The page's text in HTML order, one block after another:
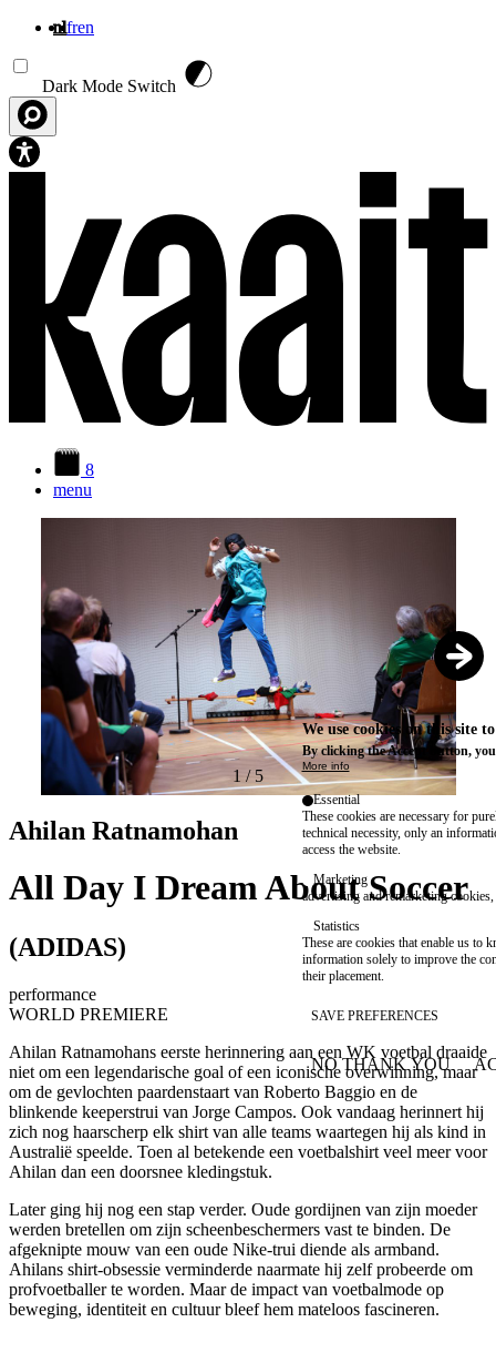
nlfren
Dark Mode Switch
8
menu
1 / 5
Ahilan Ratnamohan
All Day I Dream About Soccer
(ADIDAS)
performance
WORLD PREMIERE
Ahilan Ratnamohans eerste herinnering aan een WK voetbal draaide
niet om een legendarische goal of een iconische overwinning, maar
om de gevlochten paardenstaart van Roberto Baggio en de
blinkende keeperstrui van Jorge Campos. Ook vandaag herinnert hij
zich nog haarscherp elk shirt van alle teams waartegen hij als kind in
Australië speelde. Toen al betekende een voetbalshirt veel meer voor
Ahilan dan een doorsnee kledingstuk.
Later ging hij nog een stap verder. Oude gordijnen van zijn moeder
werden bretellen om zijn scheenbeschermers vast te binden. De
afgeknipte mouw van een oude Nike-trui diende als armband.
Ahilans shirt-obsessie verminderde naarmate hij zelf probeerde om
profvoetballer te worden. Maar de impact van voetbalmode op
beweging, identiteit en cultuur bleef hem mateloos fascineren.
We use cookies on this site
By clicking the Accept button,
More info
Essential
These cookies are necessary for
technical necessity, only an
access the website.
Marketing
advertising and remarketing cookies,
Statistics
These are cookies that enable us to
information solely to improve the
their placement.
SAVE PREFERENCES
NO THANK YOU
WITHDRAW